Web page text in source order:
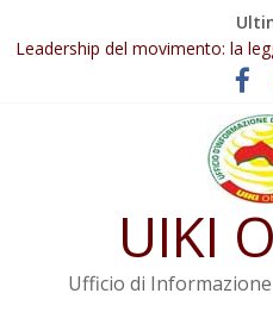
Abdullah Öcalan: Le legge
Leadership del movimento: la
Öcalan e l’intero movimento
Commissione donne del KNK:
Non tenere conto della
Il KNK chiede un’azione
UIKI
Ufficio di